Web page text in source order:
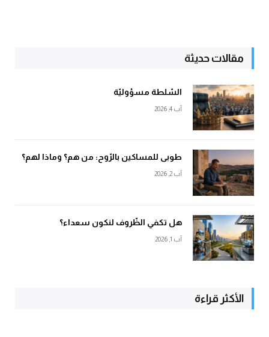
مقالات حديثة
السّلطة مسؤوليّة
آب 4, 2026
طوبى للمساكين بالرّوح: من هم؟ وماذا لهم؟
آب 2, 2026
هل تكفي الظّروف لنكون سعداء؟
آب 1, 2026
الأكثر قراءة